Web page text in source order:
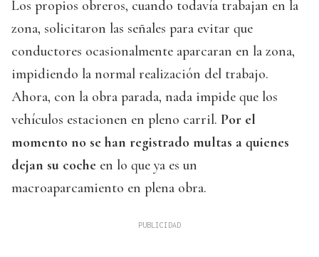
Los propios obreros, cuando todavía trabajan en la
zona, solicitaron las señales para evitar que
conductores ocasionalmente aparcaran en la zona,
impidiendo la normal realización del trabajo.
Ahora, con la obra parada, nada impide que los
vehículos estacionen en pleno carril. Por el
momento no se han registrado multas a quienes
dejan su coche en lo que ya es un
macroaparcamiento en plena obra.